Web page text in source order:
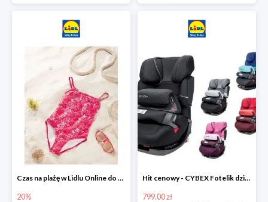
Czas na plażę w Lidlu Online do -20%
20%
Hit cenowy - CYBEX Fotelik dziecięcy samochodowy Pallasfix grupa I-III, 9-36 kg
799.00 zł